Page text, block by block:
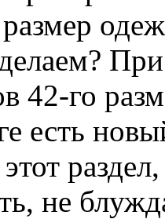
42-го
есть
не